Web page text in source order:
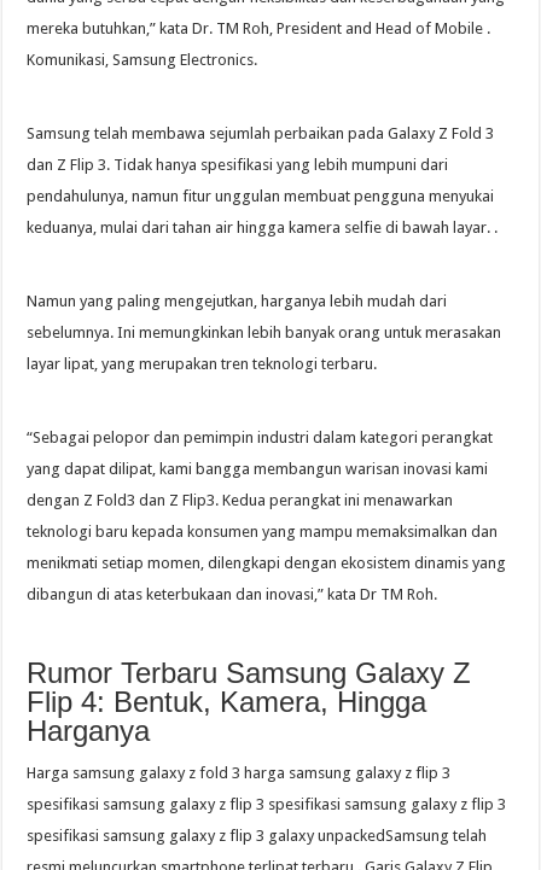
mereka butuhkan,” kata Dr. TM Roh, President and Head of Mobile .
Komunikasi, Samsung Electronics.
Samsung telah membawa sejumlah perbaikan pada Galaxy Z Fold 3
dan Z Flip 3. Tidak hanya spesifikasi yang lebih mumpuni dari
pendahulunya, namun fitur unggulan membuat pengguna menyukai
keduanya, mulai dari tahan air hingga kamera selfie di bawah layar. .
Namun yang paling mengejutkan, harganya lebih mudah dari
sebelumnya. Ini memungkinkan lebih banyak orang untuk merasakan
layar lipat, yang merupakan tren teknologi terbaru.
“Sebagai pelopor dan pemimpin industri dalam kategori perangkat
yang dapat dilipat, kami bangga membangun warisan inovasi kami
dengan Z Fold3 dan Z Flip3. Kedua perangkat ini menawarkan
teknologi baru kepada konsumen yang mampu memaksimalkan dan
menikmati setiap momen, dilengkapi dengan ekosistem dinamis yang
dibangun di atas keterbukaan dan inovasi,” kata Dr TM Roh.
Rumor Terbaru Samsung Galaxy Z
Flip 4: Bentuk, Kamera, Hingga
Harganya
Harga samsung galaxy z fold 3 harga samsung galaxy z flip 3
spesifikasi samsung galaxy z flip 3 spesifikasi samsung galaxy z flip 3
spesifikasi samsung galaxy z flip 3 galaxy unpackedSamsung telah